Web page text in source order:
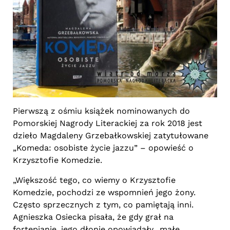
Pierwszą z ośmiu książek nominowanych do
Pomorskiej Nagrody Literackiej za rok 2018 jest
dzieło Magdaleny Grzebałkowskiej zatytułowane
„Komeda: osobiste życie jazzu” – opowieść o
Krzysztofie Komedzie.
„Większość tego, co wiemy o Krzysztofie
Komedzie, pochodzi ze wspomnień jego żony.
Często sprzecznych z tym, co pamiętają inni.
Agnieszka Osiecka pisała, że gdy grał na